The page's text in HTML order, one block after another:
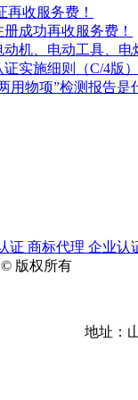
收服务费！
成功再收服务费！
机、电动工具、
实施细则（C/4版
用物项”检测报告是
证 商标代理 企业认
版权所有
地址：